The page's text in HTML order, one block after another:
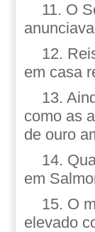
11. O
12.
em casa
13.
como as
de ouro
14.
em
15. O
elevado